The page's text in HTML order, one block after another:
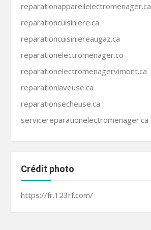
reparationappareilelectromenager.ca
reparationcuisiniere.ca
reparationcuisiniereaugaz.ca
reparationelectromenager.co
reparationelectromenagervimont.ca
reparationlaveuse.ca
reparationsecheuse.ca
servicereparationelectromenager.ca
Crédit photo
https://fr.123rf.com/